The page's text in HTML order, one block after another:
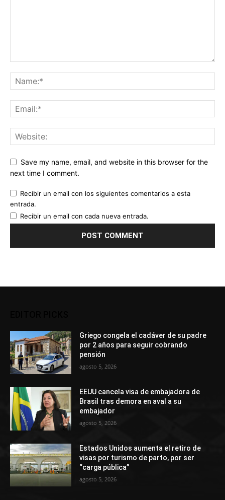
Save my name, email, and website in this browser for the
next time I comment.
Recibir un email con los siguientes comentarios a esta
entrada.
Recibir un email con cada nueva entrada.
Griego congela el cadáver de su padre
por 2 años para seguir cobrando
pensión
agosto 5, 2026
EEUU cancela visa de embajadora de
Brasil tras demora en aval a su
embajador
agosto 5, 2026
Estados Unidos aumenta el retiro de
visas por turismo de parto, por ser
“carga pública”
agosto 5, 2026